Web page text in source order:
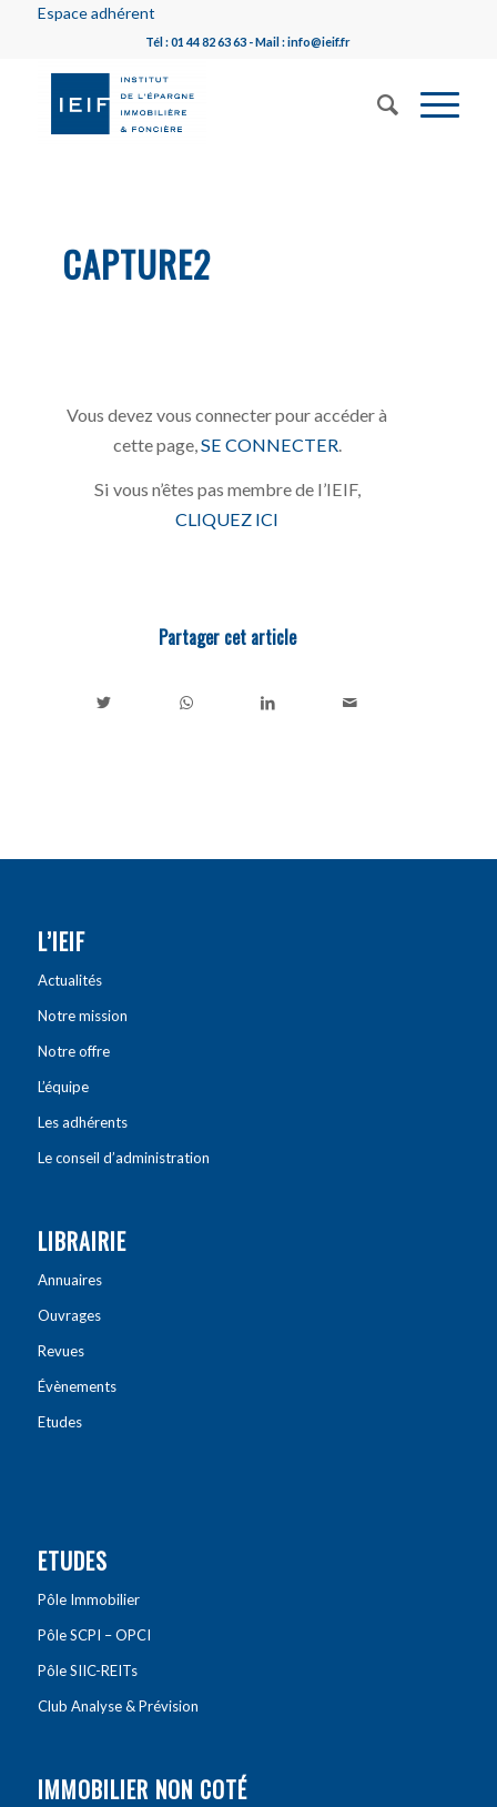
Espace adhérent
Tél : 01 44 82 63 63 - Mail : info@ieif.fr
CAPTURE2
Vous devez vous connecter pour accéder à
cette page, SE CONNECTER
Si vous n’êtes pas membre de l’IEIF,
CLIQUEZ ICI
Partager cet article
L’IEIF
Actualités
Notre mission
Notre offre
L’équipe
Les adhérents
Le conseil d’administration
LIBRAIRIE
Annuaires
Ouvrages
Revues
Évènements
Etudes
ETUDES
Pôle Immobilier
Pôle SCPI – OPCI
Pôle SIIC-REITs
Club Analyse & Prévision
IMMOBILIER NON COTÉ